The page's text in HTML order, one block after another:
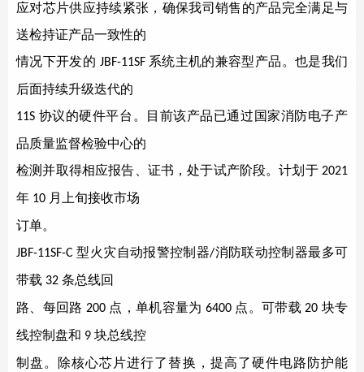
应对芯片供应持续紧张，确保我司销售的产品完全满足与
送检持证产品一致性的
情况下开发的 JBF-11SF 系统主机的兼容型产品。也是我们
后面持续升级迭代的
11S 协议的硬件平台。目前该产品已通过国家消防电子产
品质量监督检验中心的
检测并取得相应报告、证书，处于试产阶段。计划于 2021
年 10 月上旬接收市场
订单。
JBF-11SF-C型火灾自动报警控制器/消防联动控制器最多可
带载 32 条总线回
路、每回路 200 点，单机容量为6400 点。可带载 20 块专
线控制盘和 9 块总线控
制盘。除核心芯片进行了替换，提高了硬件电路防护能